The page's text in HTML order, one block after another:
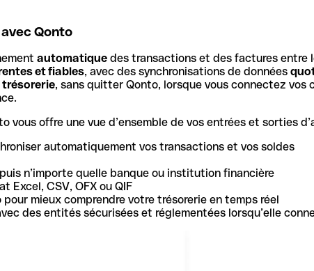
Qonto
automatique des transactions et des factures entre
et fiables, avec des synchronisations de données
trésorerie, sans quitter Qonto, lorsque vous connectez
vous offre une vue d’ensemble de vos entrées et sorties
automatiquement vos transactions et vos soldes
n’importe quelle banque ou institution financière
Excel, CSV, OFX ou QIF
mieux comprendre votre trésorerie en temps réel
des entités sécurisées et réglementées lorsqu’elle